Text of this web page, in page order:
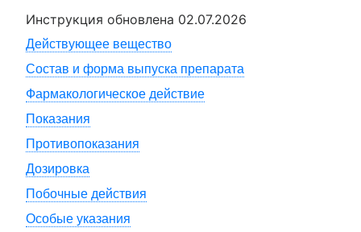
Инструкция обновлена 02.07.2026
Действующее вещество
Состав и форма выпуска препарата
Фармакологическое действие
Показания
Противопоказания
Дозировка
Побочные действия
Особые указания